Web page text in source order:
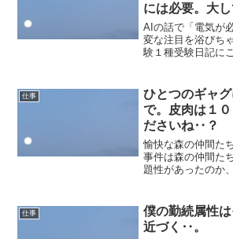
には必要。大
目立つだけでデ
か‥？
AIの話で「電気が
変な注目を浴びち
験１種受験日記に
ねて１級ボイラー
勉強に逸れていま
仕事
ひとつのギャ
で。皮肉は１
ださいね‥？
愉快な森の仲間た
事件は森の仲間た
題性があったのか
っており、本来な
トカゲ氏もつかず
仕事
僕の勤続属性
近づく‥。